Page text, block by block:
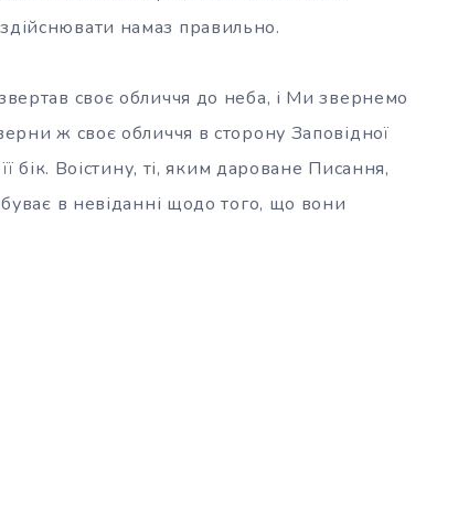
намаз правильно.
своє обличчя до неба, і Ми звернемо
ж своє обличчя в сторону Заповідної
бік. Воістину, ті, яким дароване Писання,
в невіданні щодо того, що вони